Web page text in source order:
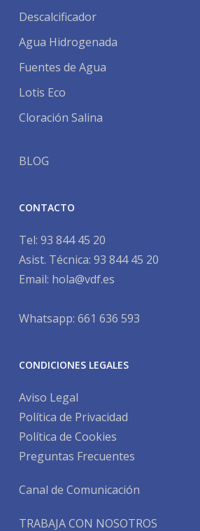
Descalcificador
Agua Hidrogenada
Fuentes de Agua
Lotis Eco
Cloración Salina
BLOG
CONTACTO
Tel: 93 844 45 20
Asist. Técnica: 93 844 45 20
Email: hola@vdf.es
Whatsapp: 661 636 593
CONDICIONES LEGALES
Aviso Legal
Política de Privacidad
Política de Cookies
Preguntas Frecuentes
Canal de Comunicación
TRABAJA CON NOSOTROS